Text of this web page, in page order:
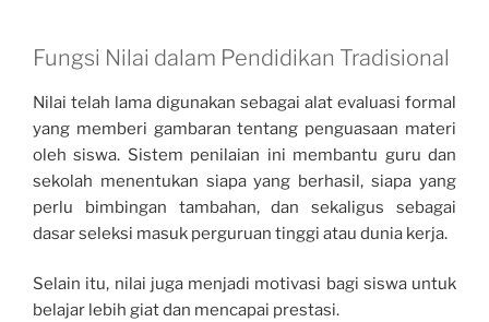
Fungsi Nilai dalam Pendidikan Tradisional
Nilai telah lama digunakan sebagai alat evaluasi formal
yang memberi gambaran tentang penguasaan materi
oleh siswa. Sistem penilaian ini membantu guru dan
sekolah menentukan siapa yang berhasil, siapa yang
perlu bimbingan tambahan, dan sekaligus sebagai
dasar seleksi masuk perguruan tinggi atau dunia kerja.
Selain itu, nilai juga menjadi motivasi bagi siswa untuk
belajar lebih giat dan mencapai prestasi.